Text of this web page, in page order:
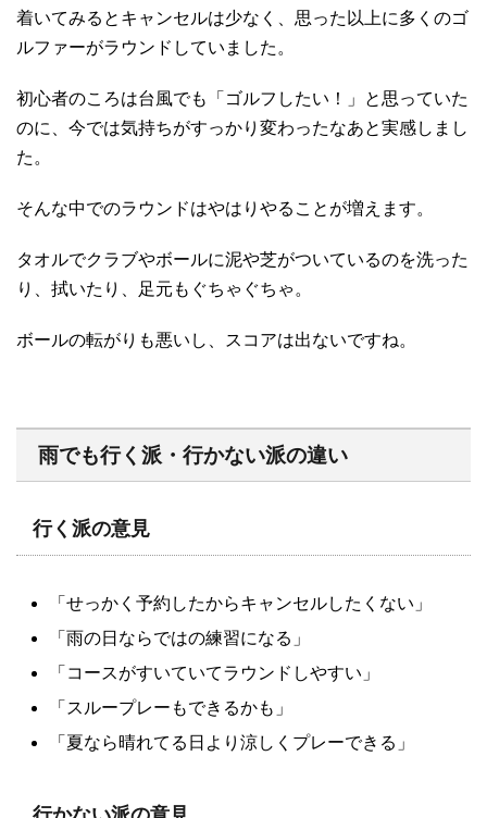
着いてみるとキャンセルは少なく、思った以上に多くのゴ
ルファーがラウンドしていました。
初心者のころは台風でも「ゴルフしたい！」と思っていた
のに、今では気持ちがすっかり変わったなあと実感しまし
た。
そんな中でのラウンドはやはりやることが増えます。
タオルでクラブやボールに泥や芝がついているのを洗った
り、拭いたり、足元もぐちゃぐちゃ。
ボールの転がりも悪いし、スコアは出ないですね。
雨でも行く派・行かない派の違い
行く派の意見
「せっかく予約したからキャンセルしたくない」
「雨の日ならではの練習になる」
「コースがすいていてラウンドしやすい」
「スループレーもできるかも」
「夏なら晴れてる日より涼しくプレーできる」